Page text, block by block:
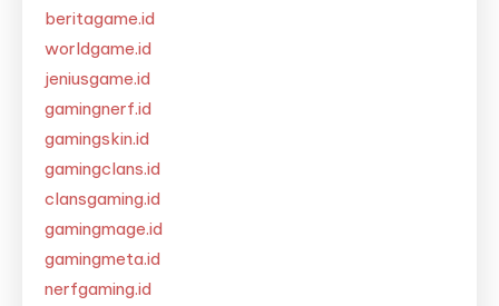
beritagame.id
worldgame.id
jeniusgame.id
gamingnerf.id
gamingskin.id
gamingclans.id
clansgaming.id
gamingmage.id
gamingmeta.id
nerfgaming.id